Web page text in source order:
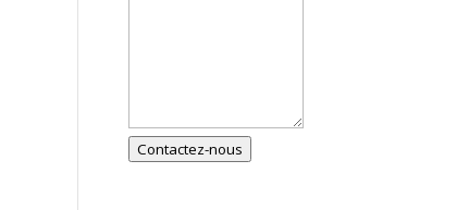
Contactez-nous